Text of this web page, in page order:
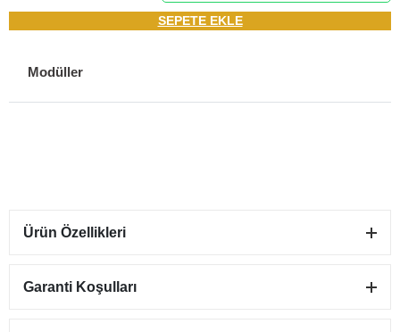
SEPETE EKLE
Modüller
Ürün Özellikleri
Garanti Koşulları